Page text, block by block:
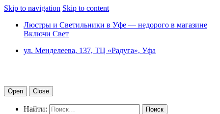
Skip to navigation Skip to content
Люстры и Светильники в Уфе — недорого в магазине
Включи Свет
ул. Менделеева, 137, ТЦ «Радуга», Уфа
Open Close
Найти: